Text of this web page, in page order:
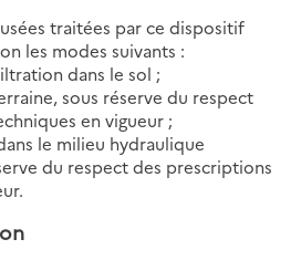
traitées par ce dispositif
les modes suivants :
dans le sol ;
sous réserve du respect
en vigueur ;
le milieu hydraulique
du respect des prescriptions